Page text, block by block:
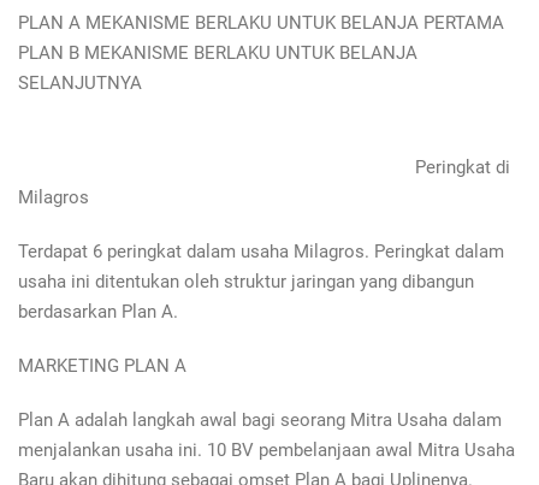
PLAN A MEKANISME BERLAKU UNTUK BELANJA PERTAMA
PLAN B MEKANISME BERLAKU UNTUK BELANJA
SELANJUTNYA
Peringkat di
Milagros
Terdapat 6 peringkat dalam usaha Milagros. Peringkat dalam
usaha ini ditentukan oleh struktur jaringan yang dibangun
berdasarkan Plan A.
MARKETING PLAN A
Plan A adalah langkah awal bagi seorang Mitra Usaha dalam
menjalankan usaha ini. 10 BV pembelanjaan awal Mitra Usaha
Baru akan dihitung sebagai omset Plan A bagi Uplinenya.